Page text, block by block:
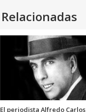
Relacionadas
El periodista Alfredo Carlos